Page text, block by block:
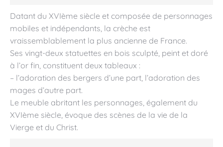
Datant du XVIème siècle et composée de personnages
mobiles et indépendants, la crèche est
vraissemblablement la plus ancienne de France.
Ses vingt-deux statuettes en bois sculpté, peint et doré
à l’or fin, constituent deux tableaux :
– l’adoration des bergers d’une part, l’adoration des
mages d’autre part.
Le meuble abritant les personnages, également du
XVIème siècle, évoque des scènes de la vie de la
Vierge et du Christ.